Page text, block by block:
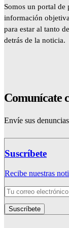
Somos un portal
información
para estar al tanto
detrás de la noticia.
Comunícate
Envíe sus
Suscríbete
Recibe nuestras
Suscríbete